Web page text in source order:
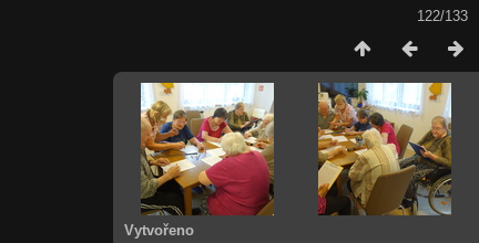
122/133
Vytvořeno